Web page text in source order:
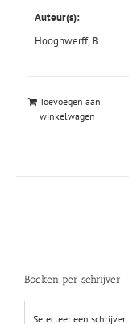
Auteur(s):
Hooghwerff, B.
Toevoegen aan
winkelwagen
Boeken per schrijver